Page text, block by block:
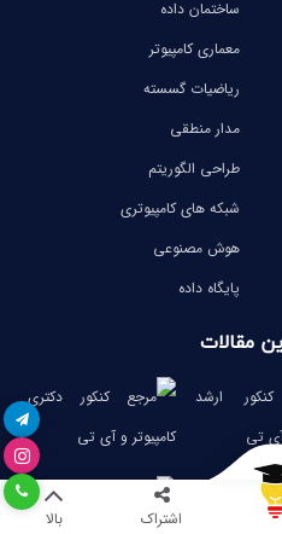
اشتراک بالا
ساختمان داده
معماری کامپیوتر
ریاضیات گسسته
مدار منطقی
طراحی الگوریتم
شبکه های کامپیوتری
هوش مصنوعی
پایگاه داده
مقالات